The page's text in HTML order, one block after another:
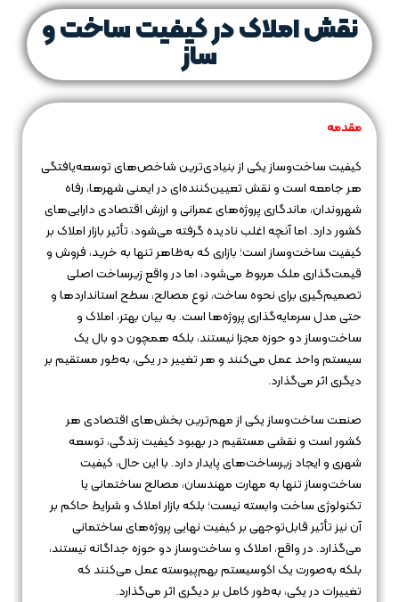
نقش املاک در کیفیت ساخت‌ و
ساز
مقدمه
کیفیت ساخت‌وساز یکی از بنیادی‌ترین شاخص‌های توسعه‌یافتگی
هر جامعه است و نقش تعیین‌کننده‌ای در ایمنی شهرها، رفاه
شهروندان، ماندگاری پروژه‌های عمرانی و ارزش اقتصادی دارایی‌های
کشور دارد. اما آنچه اغلب نادیده گرفته می‌شود، تأثیر بازار املاک بر
کیفیت ساخت‌وساز است؛ بازاری که به‌ظاهر تنها به خرید، فروش و
قیمت‌گذاری ملک مربوط می‌شود، اما در واقع زیرساخت اصلی
تصمیم‌گیری برای نحوه ساخت، نوع مصالح، سطح استانداردها و
حتی مدل سرمایه‌گذاری پروژه‌ها است. به بیان بهتر، املاک و
ساخت‌وساز دو حوزه مجزا نیستند، بلکه همچون دو بال یک
سیستم واحد عمل می‌کنند و هر تغییر در یکی، به‌طور مستقیم بر
دیگری اثر می‌گذارد.
صنعت ساخت‌وساز یکی از مهم‌ترین بخش‌های اقتصادی هر
کشور است و نقشی مستقیم در بهبود کیفیت زندگی، توسعه
شهری و ایجاد زیرساخت‌های پایدار دارد. با این حال، کیفیت
ساخت‌وساز تنها به مهارت مهندسان، مصالح ساختمانی یا
تکنولوژی ساخت وابسته نیست؛ بلکه بازار املاک و شرایط حاکم بر
آن نیز تأثیر قابل‌توجهی بر کیفیت نهایی پروژه‌های ساختمانی
می‌گذارد. در واقع، املاک و ساخت‌وساز دو حوزه جداگانه نیستند،
بلکه به‌صورت یک اکوسیستم بهم‌پیوسته عمل می‌کنند که
تغییرات در یکی، به‌طور کامل بر دیگری اثر می‌گذارد.